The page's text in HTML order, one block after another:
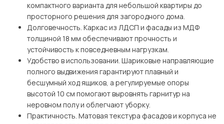
компактного варианта для небольшой квартиры до
просторного решения для загородного дома.
Долговечность. Каркас из ЛДСП и фасады из МДФ
толщиной 18 мм обеспечивают прочность и
устойчивость к повседневным нагрузкам.
Удобство в использовании. Шариковые направляющие
полного выдвижения гарантируют плавный и
бесшумный ход ящиков, а регулируемые опоры
высотой 10 см помогают выровнять гарнитур на
неровном полу и облегчают уборку.
Практичность. Матовая текстура фасадов и корпуса не